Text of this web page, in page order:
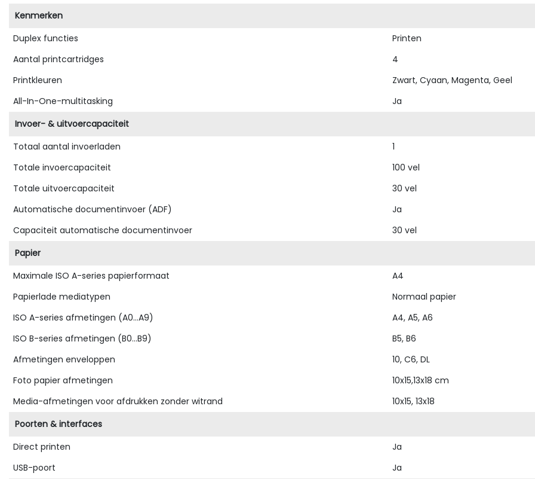
Kenmerken
Duplex functies
Printen
Aantal printcartridges
4
Printkleuren
Zwart, Cyaan, Magenta, Geel
All-In-One-multitasking
Ja
Invoer- & uitvoercapaciteit
Totaal aantal invoerladen
1
Totale invoercapaciteit
100 vel
Totale uitvoercapaciteit
30 vel
Automatische documentinvoer (ADF)
Ja
Capaciteit automatische documentinvoer
30 vel
Papier
Maximale ISO A-series papierformaat
A4
Papierlade mediatypen
Normaal papier
ISO A-series afmetingen (A0...A9)
A4, A5, A6
ISO B-series afmetingen (B0...B9)
B5, B6
Afmetingen enveloppen
10, C6, DL
Foto papier afmetingen
10x15,13x18 cm
Media-afmetingen voor afdrukken zonder witrand
10x15, 13x18
Poorten & interfaces
Direct printen
Ja
USB-poort
Ja